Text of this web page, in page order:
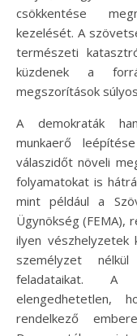
csökkentése
kezelését. A
természeti
küzdenek a
megszorítások
A demokraták
munkaerő
válaszidőt növeli
folyamatokat is
mint például a
Ügynökség (FEMA),
ilyen vészhelyzetek
személyzet
feladataikat. A
elengedhetetlen,
rendelkező